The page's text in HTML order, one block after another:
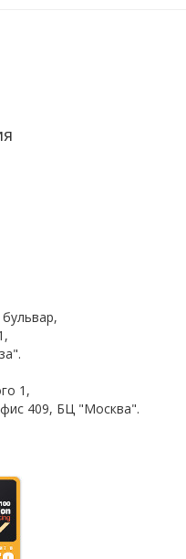
,
1 ,
409, БЦ "Москва".